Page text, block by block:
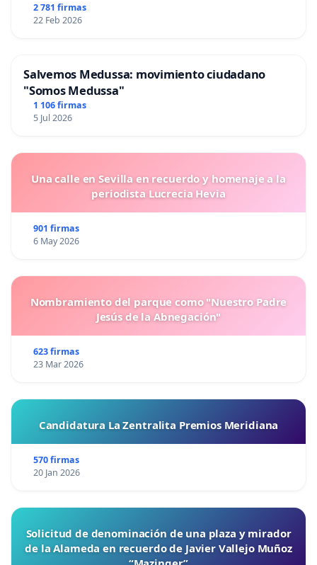
2 781 firmas
22 Feb 2026
Salvemos Medussa: movimiento ciudadano
"Somos Medussa"
1 106 firmas
5 Jul 2026
Una calle en Sevilla en recuerdo y homenaje a la
periodista Lucrecia Hevia
901 firmas
6 May 2026
Nombramiento del parque como "Nuestro Padre
Jesús de la Abnegación"
623 firmas
23 Mar 2026
Candidatura La Zentralita Premios Meridiana
570 firmas
20 Jan 2026
Solicitud de denominación de una plaza y mirador
de la Alameda en recuerdo de Javier Vallejo Muñoz